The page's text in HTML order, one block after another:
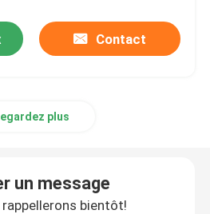
Contact
plus
un message
rappellerons bientôt!